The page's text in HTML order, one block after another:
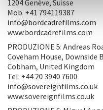
1204 Genève, Suisse
Mob. +41 794119387
info@bordcadrefilms.com
www.bordcadrefilms.com
PRODUZIONE 5: Andreas
Coveham House, Downside
Cobham, United Kingdom
Tel: +44 20 3940 7600
info@sovereignfilms.co.uk
www.sovereignfilms.co.uk